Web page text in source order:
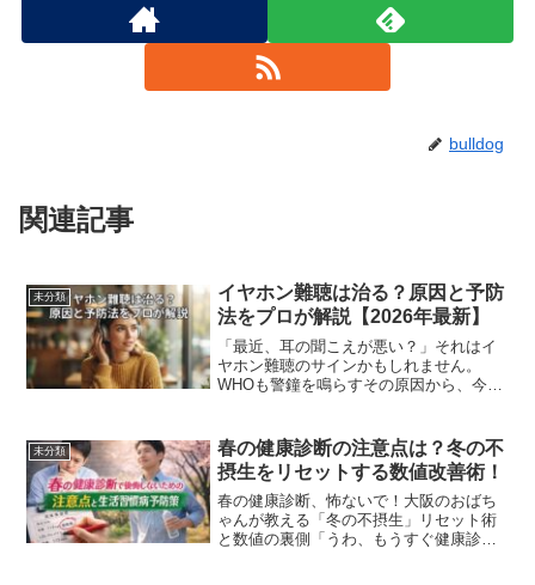
bulldog
関連記事
未分類
イヤホン難聴は治る？原因と予防
法をプロが解説【2026年最新】
「最近、耳の聞こえが悪い？」それはイ
ヤホン難聴のサインかもしれません。
WHOも警鐘を鳴らすその原因から、今日
楽しむために、今すぐ耳ケアを始めまし
ょう！はじめに「最近、な...
未分類
春の健康診断の注意点は？冬の不
摂生をリセットする数値改善術！
春の健康診断、怖ないで！大阪のおばち
ゃんが教える「冬の不摂生」リセット術
と数値の裏側「うわ、もうすぐ健康診断